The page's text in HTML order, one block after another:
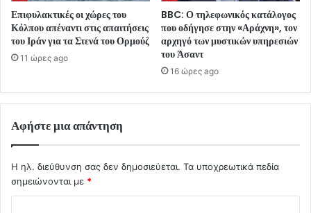
Επιφυλακτικές οι χώρες του
Κόλπου απέναντι στις απαιτήσεις
του Ιράν για τα Στενά του Ορμούζ
11 ώρες ago
BBC: Ο τηλεφωνικός κατάλογος
που οδήγησε στην «Αράχνη», τον
αρχηγό των μυστικών υπηρεσιών
του Άσαντ
16 ώρες ago
Αφήστε μια απάντηση
Η ηλ. διεύθυνση σας δεν δημοσιεύεται. Τα υποχρεωτικά πεδία
σημειώνονται με *